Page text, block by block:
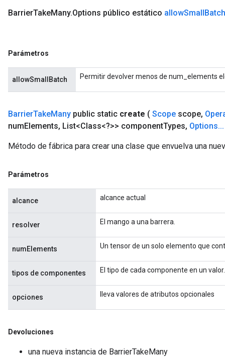
BarrierTakeMany.Options público estático allowSmallBatch
Parámetros
allowSmallBatch Permitir devolver menos de num_elements
BarrierTakeMany public static create ( Scope scope,
numElements, List<Class<?>> componentTypes, Options...
Método de fábrica para crear una clase que envuelva una
Parámetros
alcance alcance actual
resolver El mango a una barrera.
numElements Un tensor de un solo elemento que
tipos de componentes El tipo de cada componente en un valor.
opciones lleva valores de atributos opcionales
Devoluciones
una nueva instancia de BarrierTakeMany